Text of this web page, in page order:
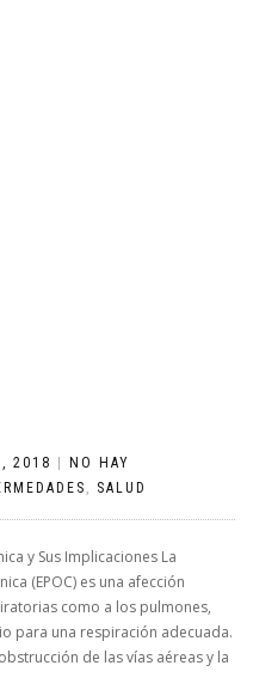
2018
NO HAY
, SALUD
y Sus Implicaciones La
(EPOC) es una afección
como a los pulmones,
para una respiración adecuada.
de las vías aéreas y la